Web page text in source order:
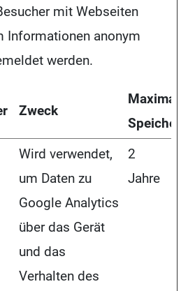
mit Webseiten
Informationen anonym
werden.
Zweck
Maximale
Wird verwendet,
um Daten zu
Google Analytics
über das Gerät
und das
Verhalten des
2
Jahre